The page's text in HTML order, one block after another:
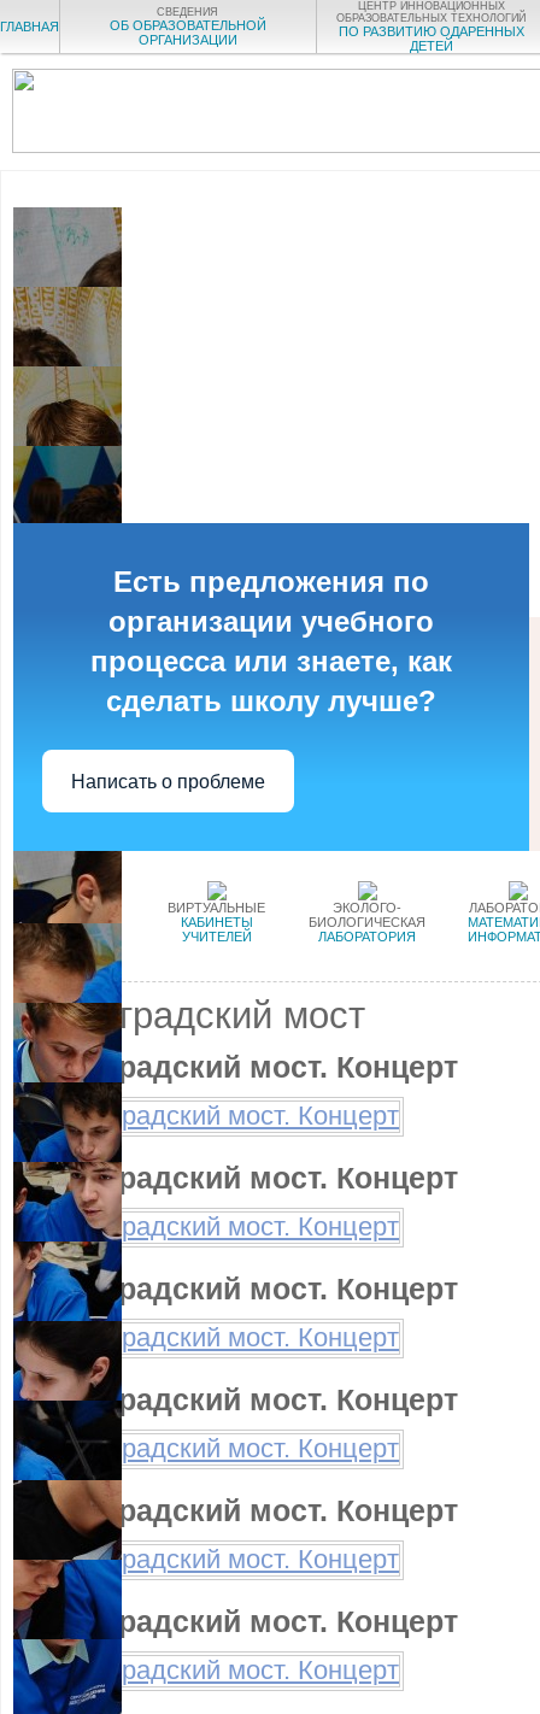
ГЛАВНАЯ
СВЕДЕНИЯ
ОБ ОБРАЗОВАТЕЛЬНОЙ
ОРГАНИЗАЦИИ
ЦЕНТР ИННОВАЦИОННЫХ
ОБРАЗОВАТЕЛЬНЫХ ТЕХНОЛОГИЙ
ПО РАЗВИТИЮ ОДАРЕННЫХ
ДЕТЕЙ
Есть предложения по
организации учебного
процесса или знаете, как
сделать школу лучше?
Написать о проблеме
ЛОКАЛЬНЫЕ
АКТЫ
ВИРТУАЛЬНЫЕ
КАБИНЕТЫ
УЧИТЕЛЕЙ
ЭКОЛОГО-
БИОЛОГИЧЕСКАЯ
ЛАБОРАТОРИЯ
Ленинградский мост
Ленинградский мост. Концерт
Ленинградский мост. Концерт
Ленинградский мост. Концерт
Ленинградский мост. Концерт
Ленинградский мост. Концерт
Ленинградский мост. Концерт